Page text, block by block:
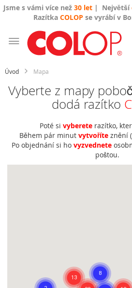
Jsme s vámi více než 30 let| Největší
Razítka COLOP se vyrábí v
Přejít
obsah
Úvod Mapa
Vyberte z mapy
dodá razítko
Poté si vybereterazítko,
Během pár minut vytvoříteznění
Po objednání si ho vyzvednete
poštou.